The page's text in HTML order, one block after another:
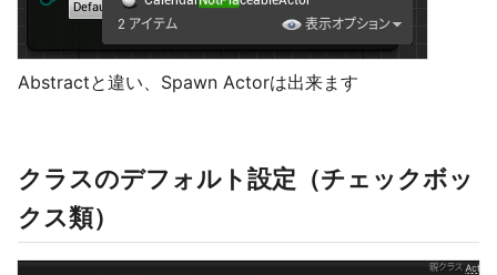
Abstractと違い、Spawn Actorは出来ます
クラスのデフォルト設定（チェックボッ
クス類）